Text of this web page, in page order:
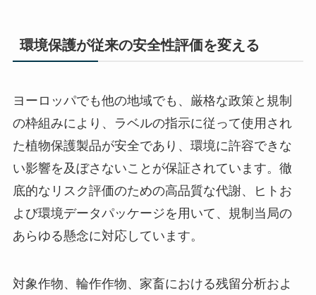
環境保護が従来の安全性評価を変える
ヨーロッパでも他の地域でも、厳格な政策と規制
の枠組みにより、ラベルの指示に従って使用され
た植物保護製品が安全であり、環境に許容できな
い影響を及ぼさないことが保証されています。徹
底的なリスク評価のための高品質な代謝、ヒトお
よび環境データパッケージを用いて、規制当局の
あらゆる懸念に対応しています。
対象作物、輪作作物、家畜における残留分析およ